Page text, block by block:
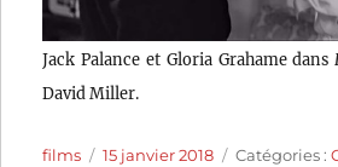
Jack Palance et Gloria Grahame dans
David Miller.
Auteur
films
Publié
15 janvier 2018 Catégories
Catégories :